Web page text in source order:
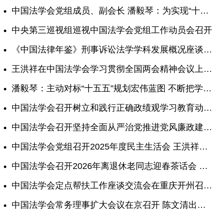
中国法学会党组成员、副会长 潘毅琴：为实现“十五五”良好开局贡献法治力量
中央第三巡视组巡视中国法学会党组工作动员会召开
《中国法律年鉴》刑事诉讼法学学科发展概况座谈会在京召开
王洪祥在中国法学会学习贯彻全国两会精神会议上强调 全面履职尽责 勇于担当作为 为“十五五”开好局起好步贡献法治力量 景汉朝杨万明潘毅琴王振江出席
潘毅琴：主动对标“十五五”规划宏伟蓝图 不断把学习宣传贯彻习近平法治思想引向深入
中国法学会召开树立和践行正确政绩观学习教育动员部署会 王洪祥主持并讲话 张灵聪到会指导 景汉朝杨万明潘毅琴王振江出席
中国法学会召开坚持全面从严治党推进党风廉政建设工作会议
中国法学会党组召开2025年度民主生活会 王洪祥主持 景汉朝杨万明潘毅琴王振江出席
中国法学会召开2026年离退休老同志迎春茶话会 王洪祥讲话 潘毅琴主持
中国法学会定点帮扶工作座谈交流会在重庆开州召开 潘毅琴出席并讲话
中国法学会常务理事扩大会议在京召开 陈文清出席会议并讲话